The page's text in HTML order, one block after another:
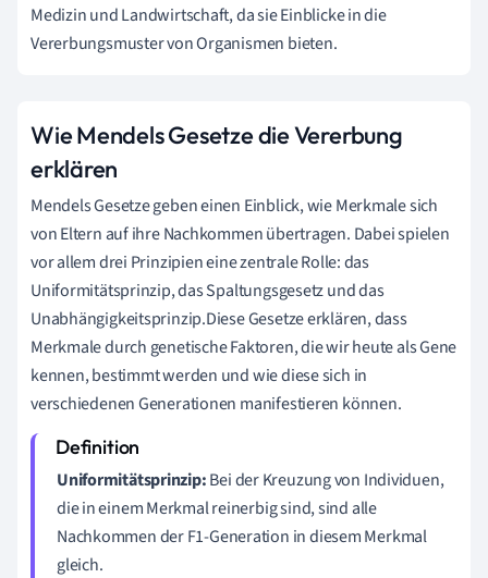
Medizin und Landwirtschaft, da sie Einblicke in die
Vererbungsmuster von Organismen bieten.
Wie Mendels Gesetze die Vererbung
erklären
Mendels Gesetze geben einen Einblick, wie Merkmale sich
von Eltern auf ihre Nachkommen übertragen. Dabei spielen
vor allem drei Prinzipien eine zentrale Rolle: das
Uniformitätsprinzip, das Spaltungsgesetz und das
Unabhängigkeitsprinzip.Diese Gesetze erklären, dass
Merkmale durch genetische Faktoren, die wir heute als Gene
kennen, bestimmt werden und wie diese sich in
verschiedenen Generationen manifestieren können.
Uniformitätsprinzip:Bei der Kreuzung von Individuen,
die in einem Merkmal reinerbig sind, sind alle
Nachkommen der F1-Generation in diesem Merkmal
gleich.